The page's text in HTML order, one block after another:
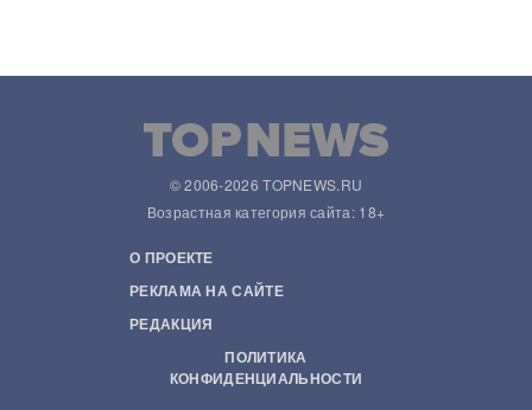
© 2006-2026 TOPNEWS.RU
Возрастная категория сайта: 18+
О ПРОЕКТЕ
РЕКЛАМА НА САЙТЕ
РЕДАКЦИЯ
ПОЛИТИКА
КОНФИДЕНЦИАЛЬНОСТИ